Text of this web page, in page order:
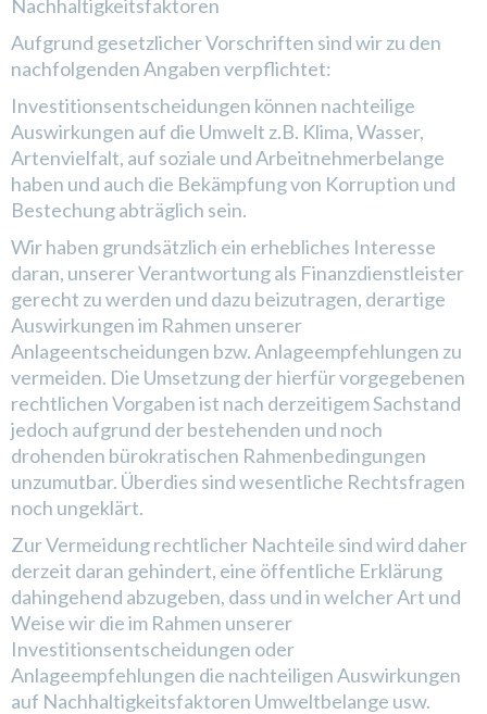
Nachhaltigkeitsfaktoren
Aufgrund gesetzlicher Vorschriften sind wir zu den
nachfolgenden Angaben verpflichtet:
Investitionsentscheidungen können nachteilige
Auswirkungen auf die Umwelt z.B. Klima, Wasser,
Artenvielfalt, auf soziale und Arbeitnehmerbelange
haben und auch die Bekämpfung von Korruption und
Bestechung abträglich sein.
Wir haben grundsätzlich ein erhebliches Interesse
daran, unserer Verantwortung als Finanzdienstleister
gerecht zu werden und dazu beizutragen, derartige
Auswirkungen im Rahmen unserer
Anlageentscheidungen bzw. Anlageempfehlungen zu
vermeiden. Die Umsetzung der hierfür vorgegebenen
rechtlichen Vorgaben ist nach derzeitigem Sachstand
jedoch aufgrund der bestehenden und noch
drohenden bürokratischen Rahmenbedingungen
unzumutbar. Überdies sind wesentliche Rechtsfragen
noch ungeklärt.
Zur Vermeidung rechtlicher Nachteile sind wird daher
derzeit daran gehindert, eine öffentliche Erklärung
dahingehend abzugeben, dass und in welcher Art und
Weise wir die im Rahmen unserer
Investitionsentscheidungen oder
Anlageempfehlungen die nachteiligen Auswirkungen
auf Nachhaltigkeitsfaktoren Umweltbelange usw.